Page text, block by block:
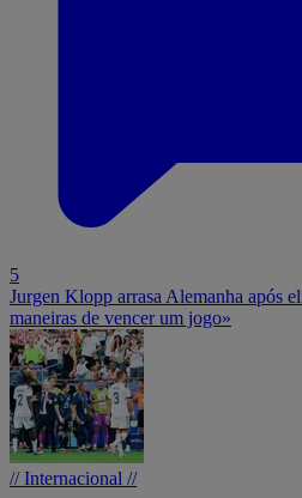
5
Jurgen Klopp arrasa Alemanha após
maneiras de vencer um jogo»
// Internacional //